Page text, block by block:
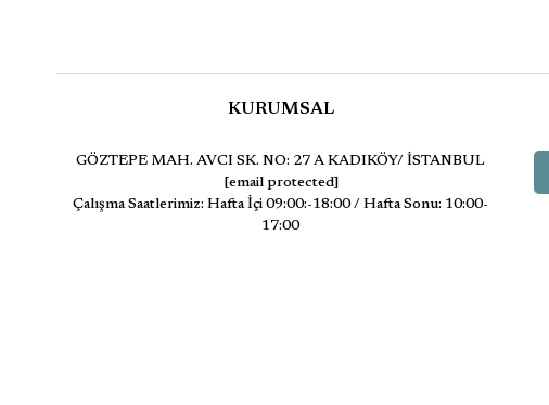
KURUMSAL
GÖZTEPE MAH. AVCI SK. NO: 27 A KADIKÖY/ İSTANBUL
[email protected]
Çalışma Saatlerimiz: Hafta İçi 09:00:-18:00 / Hafta Sonu: 10:00-
17:00